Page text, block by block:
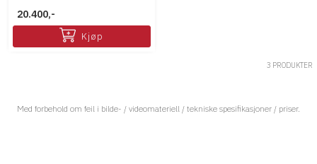
20.400,-
Kjøp
3 PRODUKTER
Med forbehold om feil i bilde- / videomateriell / tekniske spesifikasjoner / priser.